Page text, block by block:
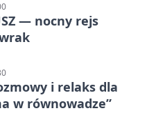
— nocny rejs
i relaks dla
w równowadze”